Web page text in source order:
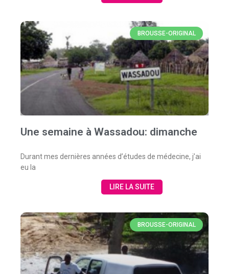
BROUSSE-ORIGINAL
Une semaine à Wassadou: dimanche
Durant mes dernières années d’études de médecine, j’ai
eu la
LIRE LA SUITE
BROUSSE-ORIGINAL